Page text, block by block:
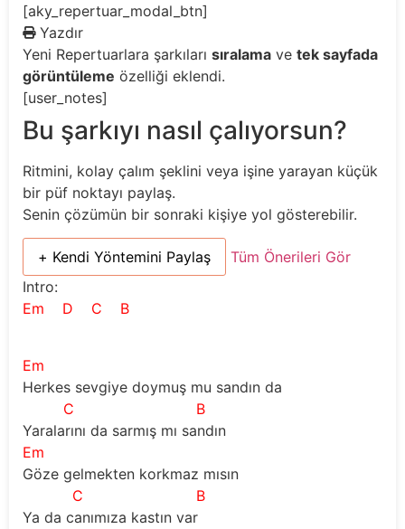
[aky_repertuar_modal_btn]
Yazdır
Yeni Repertuarlara şarkıları sıralama ve tek sayfada
görüntüleme özelliği eklendi.
[user_notes]
Bu şarkıyı nasıl çalıyorsun?
Ritmini, kolay çalım şeklini veya işine yarayan küçük
bir püf noktayı paylaş.
Senin çözümün bir sonraki kişiye yol gösterebilir.
+ Kendi Yöntemini Paylaş
Tüm Önerileri Gör
Intro:
Em
D C B
Em
Herkes sevgiye doymuş mu sandın da
C
B
Yaralarını da sarmış mı sandın
Em
Göze gelmekten korkmaz mısın
C
B
Ya da canımıza kastın var